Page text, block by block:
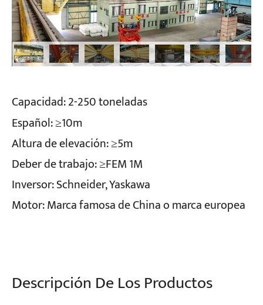
Noticias
Aplicaciones
Capacidad: 2-250 toneladas
Español: ≥10m
Altura de elevación: ≥5m
Deber de trabajo: ≥FEM 1M
Inversor: Schneider, Yaskawa
Motor: Marca famosa de China o marca europea
Descripción De Los Productos